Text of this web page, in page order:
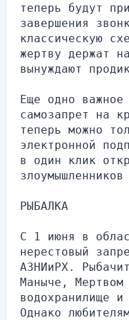
теперь будут
завершения
классическую
жертву держат
вынуждают
Еще одно
самозапрет на
теперь можно
электронной
в один клик
РЫБАЛКА
С 1 июня в
нерестовый
АЗНИиРХ.
Маныче,
водохранилище
Однако